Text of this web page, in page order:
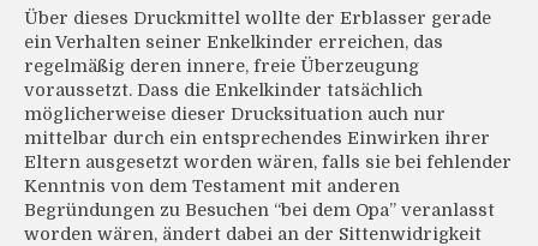
Über dieses Druckmittel wollte der Erblasser gerade
ein Verhalten seiner Enkelkinder erreichen, das
regelmäßig deren innere, freie Überzeugung
voraussetzt. Dass die Enkelkinder tatsächlich
möglicherweise dieser Drucksituation auch nur
mittelbar durch ein entsprechendes Einwirken ihrer
Eltern ausgesetzt worden wären, falls sie bei fehlender
Kenntnis von dem Testament mit anderen
Begründungen zu Besuchen “bei dem Opa” veranlasst
worden wären, ändert dabei an der Sittenwidrigkeit